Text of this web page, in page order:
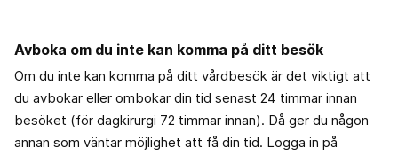
Avboka om du inte kan komma på ditt besök
Om du inte kan komma på ditt vårdbesök är det viktigt att
du avbokar eller ombokar din tid senast 24 timmar innan
besöket (för dagkirurgi 72 timmar innan). Då ger du någon
annan som väntar möjlighet att få din tid. Logga in på